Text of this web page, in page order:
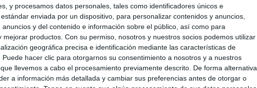
y procesamos datos personales, tales como identificadores únicos e
enviada por un dispositivo, para personalizar contenidos y anuncios,
anuncios y del contenido e información sobre el público, así como para
mejorar productos. Con su permiso, nosotros y nuestros socios podemos utilizar
geográfica precisa e identificación mediante las características de
Puede hacer clic para otorgarnos su consentimiento a nosotros y a nuestros
llevemos a cabo el procesamiento previamente descrito. De forma alternativa,
a información más detallada y cambiar sus preferencias antes de otorgar o